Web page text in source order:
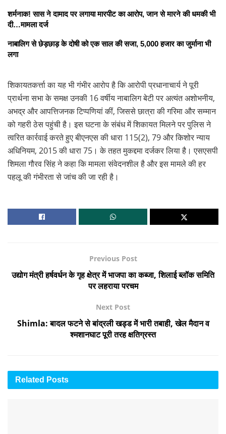
शर्मनाक! सास ने दामाद पर लगाया मारपीट का आरोप, जान से मारने की धमकी भी
दी…मामला दर्ज
नाबालिग से छेड़छाड़ के दोषी को एक साल की सजा, 5,000 हजार का जुर्माना भी
लगा
शिकायतकर्त्ता का यह भी गंभीर आरोप है कि आरोपी प्रधानाचार्य ने पूरी
प्रार्थना सभा के समक्ष उनकी 16 वर्षीय नाबालिग बेटी पर अत्यंत अशोभनीय,
अभद्र और आपत्तिजनक टिप्पणियां कीं, जिससे छात्रा की गरिमा और सम्मान
को गहरी ठेस पहुंची है। इस घटना के संबंध में शिकायत मिलने पर पुलिस ने
त्वरित कार्रवाई करते हुए बीएनएस की धारा 115(2), 79 और किशोर न्याय
अधिनियम, 2015 की धारा 75। के तहत मुकद्दमा दर्जकर लिया है। एसएसपी
शिमला गौरव सिंह ने कहा कि मामला संवेदनशील है और इस मामले की हर
पहलू की गंभीरता से जांच की जा रही है।
Previous Post
उद्योग मंत्री हर्षवर्धन के गृह क्षेत्र में भाजपा का कब्जा, शिलाई ब्लॉक समिति
पर लहराया परचम
Next Post
Shimla: बादल फटने से बांद्रली खड्ड में भारी तबाही, खेल मैदान व
श्मशानघाट पूरी तरह क्षतिग्रस्त
Related Posts